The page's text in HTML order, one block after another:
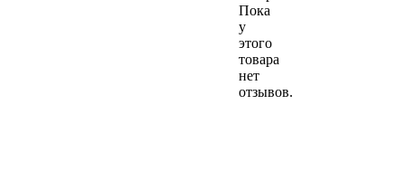
Пока
у
этого
товара
нет
отзывов.